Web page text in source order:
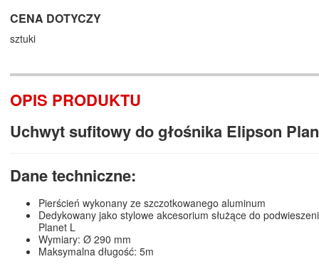
CENA DOTYCZY
sztuki
OPIS PRODUKTU
Uchwyt sufitowy do głośnika Elipson
Dane techniczne:
Pierścień wykonany ze szczotkowanego aluminum
Dedykowany jako stylowe akcesorium służące do
Planet L
Wymiary: Ø 290 mm
Maksymalna długość: 5m